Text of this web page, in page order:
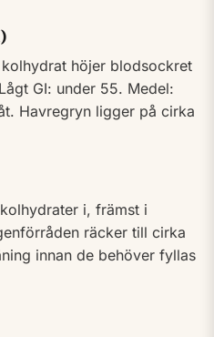
höjer blodsockret
GI: under 55. Medel:
Havregryn ligger på cirka
i, främst i
räcker till cirka
innan de behöver fyllas